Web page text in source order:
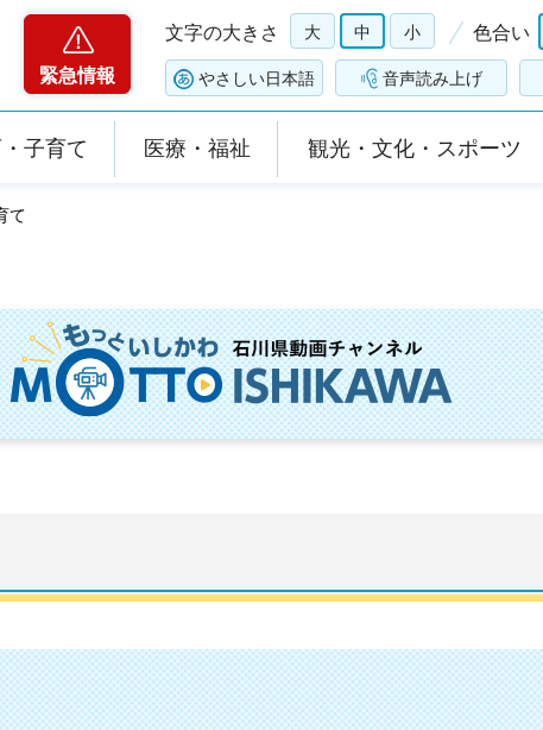
緊急情報
文字の大きさ 大 中 小 色合い
やさしい日本語 音声読み上げ
子育て 医療・福祉 観光・文化・スポーツ
て